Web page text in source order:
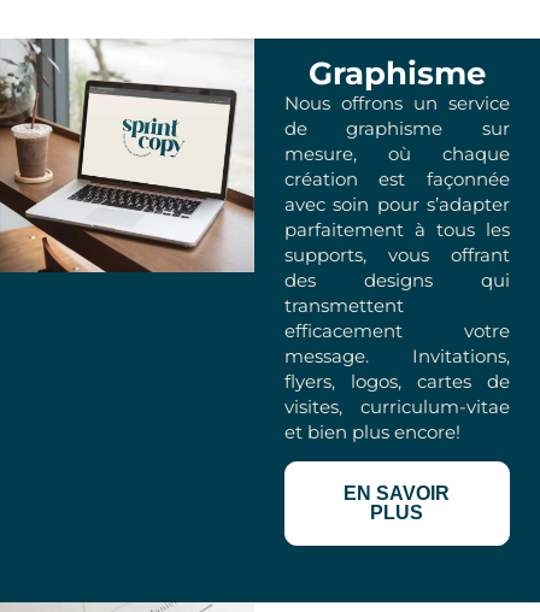
Graphisme
Nous offrons un service
de graphisme sur
mesure, où chaque
création est façonnée
avec soin pour s’adapter
parfaitement à tous les
supports, vous offrant
des designs qui
transmettent
efficacement votre
message. Invitations,
flyers, logos, cartes de
visites, curriculum-vitae
et bien plus encore!
EN SAVOIR
PLUS